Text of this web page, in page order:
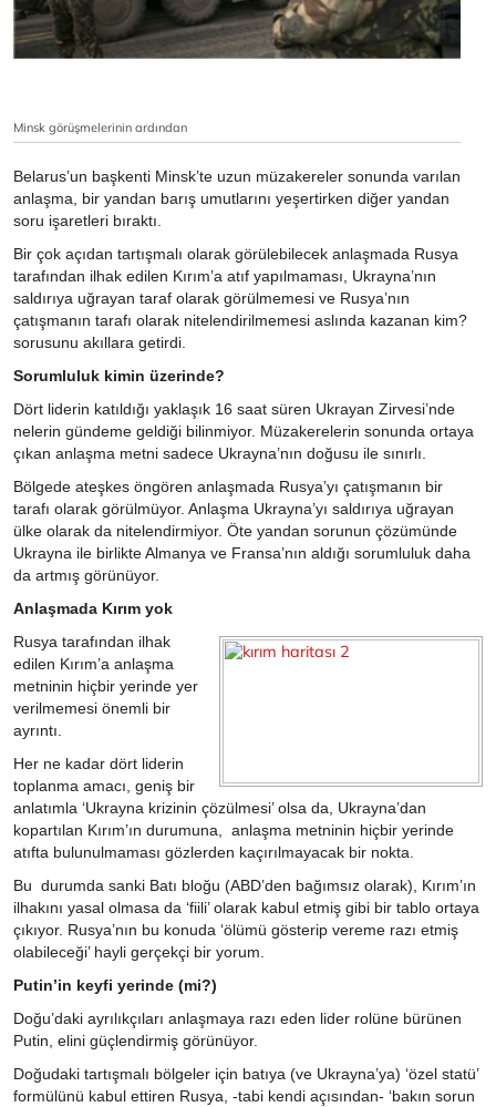
Minsk görüşmelerinin ardından
Belarus’un başkenti Minsk’te uzun müzakereler sonunda varılan
anlaşma, bir yandan barış umutlarını yeşertirken diğer yandan
soru işaretleri bıraktı.
Bir çok açıdan tartışmalı olarak görülebilecek anlaşmada Rusya
tarafından ilhak edilen Kırım’a atıf yapılmaması, Ukrayna’nın
saldırıya uğrayan taraf olarak görülmemesi ve Rusya’nın
çatışmanın tarafı olarak nitelendirilmemesi aslında kazanan kim?
sorusunu akıllara getirdi.
Sorumluluk kimin üzerinde?
Dört liderin katıldığı yaklaşık 16 saat süren Ukrayan Zirvesi’nde
nelerin gündeme geldiği bilinmiyor. Müzakerelerin sonunda ortaya
çıkan anlaşma metni sadece Ukrayna’nın doğusu ile sınırlı.
Bölgede ateşkes öngören anlaşmada Rusya’yı çatışmanın bir
tarafı olarak görülmüyor. Anlaşma Ukrayna’yı saldırıya uğrayan
ülke olarak da nitelendirmiyor. Öte yandan sorunun çözümünde
Ukrayna ile birlikte Almanya ve Fransa’nın aldığı sorumluluk daha
da artmış görünüyor.
Anlaşmada Kırım yok
Rusya tarafından ilhak
edilen Kırım’a anlaşma
metninin hiçbir yerinde yer
verilmemesi önemli bir
ayrıntı.
Her ne kadar dört liderin
toplanma amacı, geniş bir
anlatımla ‘Ukrayna krizinin çözülmesi’ olsa da, Ukrayna’dan
kopartılan Kırım’ın durumuna, anlaşma metninin hiçbir yerinde
atıfta bulunulmaması gözlerden kaçırılmayacak bir nokta.
Bu durumda sanki Batı bloğu (ABD’den bağımsız olarak), Kırım’ın
ilhakını yasal olmasa da ‘fiili’ olarak kabul etmiş gibi bir tablo ortaya
çıkıyor. Rusya’nın bu konuda ‘ölümü gösterip vereme razı etmiş
olabileceği’ hayli gerçekçi bir yorum.
Putin’in keyfi yerinde (mi?)
Doğu’daki ayrılıkçıları anlaşmaya razı eden lider rolüne bürünen
Putin, elini güçlendirmiş görünüyor.
Doğudaki tartışmalı bölgeler için batıya (ve Ukrayna’ya) ‘özel statü’
formülünü kabul ettiren Rusya, -tabi kendi açısından- ‘bakın sorun